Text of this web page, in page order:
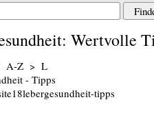
Wertvolle
A-Z > L
- Tipps
tipps